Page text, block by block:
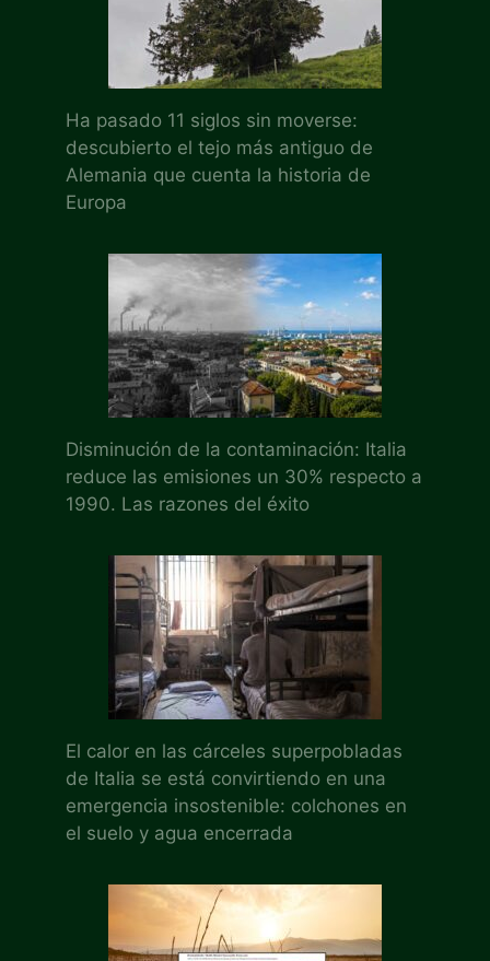
Ha pasado 11 siglos sin moverse:
descubierto el tejo más antiguo de
Alemania que cuenta la historia de
Europa
Disminución de la contaminación: Italia
reduce las emisiones un 30% respecto a
1990. Las razones del éxito
El calor en las cárceles superpobladas
de Italia se está convirtiendo en una
emergencia insostenible: colchones en
el suelo y agua encerrada